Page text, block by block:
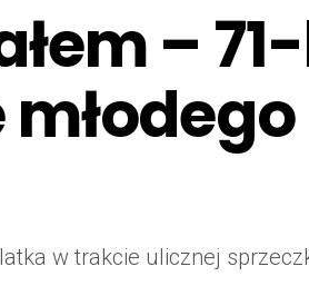
–
w trakcie ulicznej